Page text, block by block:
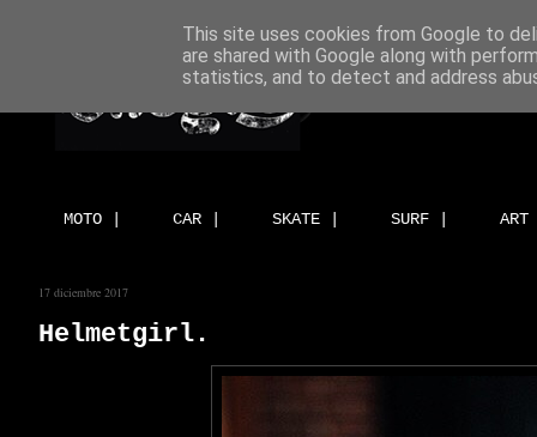
MOTO | CAR | SKATE | SURF |
17 diciembre 2017
Helmetgirl.
This site uses cookies from Google to
are shared with Google along with
statistics, and to detect and address